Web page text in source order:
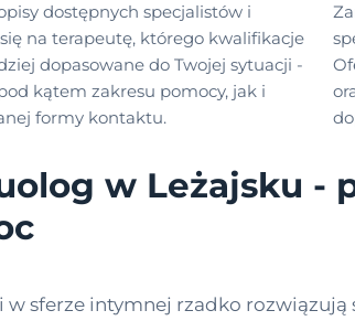
dostępnych specjalistów i
na terapeutę, którego kwalifikacje
dopasowane do Twojej sytuacji -
kątem zakresu pomocy, jak i
formy kontaktu.
w Leżajsku -
w sferze intymnej rzadko rozwiązują